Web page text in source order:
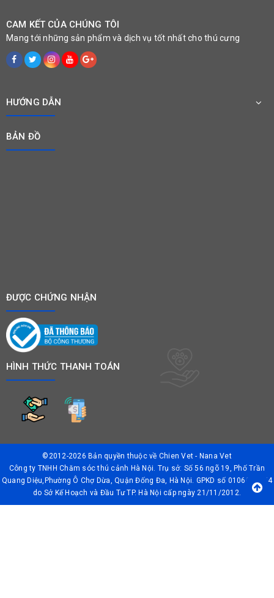
CAM KẾT CỦA CHÚNG TÔI
Mang tới những sản phẩm và dịch vụ tốt nhất cho thú cưng
HƯỚNG DẪN
BẢN ĐỒ
ĐƯỢC CHỨNG NHẬN
HÌNH THỨC THANH TOÁN
©2012-2026 Bản quyền thuộc về Chien Vet - Nana Vet
Công ty TNHH Chăm sóc thú cảnh Hà Nội. Trụ sở: Số 56 ngõ 19, Phố Trần
Quang Diệu,Phường Ô Chợ Dừa, Quận Đống Đa, Hà Nội. GPKD số 0106042874
do Sở Kế Hoạch và Đầu Tư TP. Hà Nội cấp ngày 21/11/2012.